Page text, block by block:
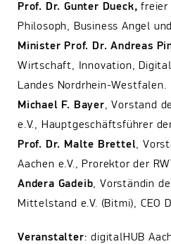
Prof. Dr. Gunter Dueck,freier
Philosoph, Business Angel
Minister Prof. Dr. Andreas
Wirtschaft, Innovation,
Landes Nordrhein-Westfalen.
Michael F. Bayer, Vorstand
e.V., Hauptgeschäftsführer
Prof. Dr. Malte Brettel,
Aachen e.V., Prorektor der
Andera Gadeib, Vorständin
Mittelstand e.V. (Bitmi), CEO
Veranstalter: digitalHUB